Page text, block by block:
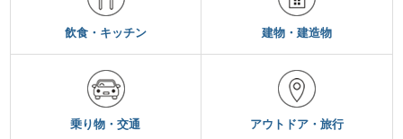
飲食・キッチン 建物・建造物
乗り物・交通 アウトドア・旅行